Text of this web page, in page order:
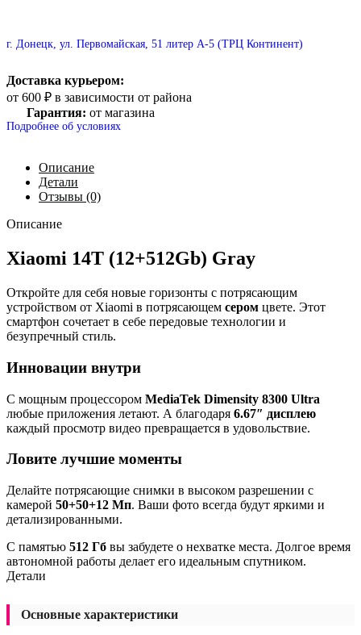
г. Донецк, ул. Первомайская, 51 литер А-5 (ТРЦ Континент)
Доставка курьером:
от 600 ₽ в зависимости от района
Гарантия: от магазина
Подробнее об условиях
Описание
Детали
Отзывы (0)
Описание
Xiaomi 14Т (12+512Gb) Gray
Откройте для себя новые горизонты с потрясающим
устройством от Xiaomi в потрясающем сером цвете. Этот
смартфон сочетает в себе передовые технологии и
безупречный стиль.
Инновации внутри
С мощным процессором MediaTek Dimensity 8300 Ultra
любые приложения летают. А благодаря 6.67″ дисплею
каждый просмотр видео превращается в удовольствие.
Ловите лучшие моменты
Делайте потрясающие снимки в высоком разрешении с
камерой 50+50+12 Мп. Ваши фото всегда будут яркими и
детализированными.
С памятью 512 Гб вы забудете о нехватке места. Долгое время
автономной работы делает его идеальным спутником.
Детали
Основные характеристики